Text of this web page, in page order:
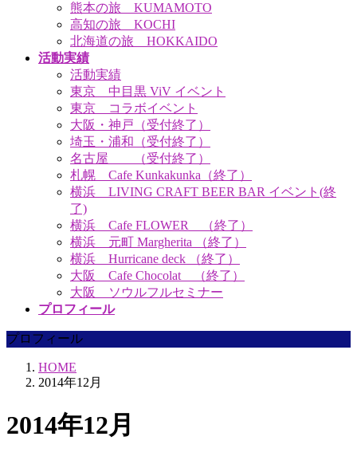
熊本の旅 KUMAMOTO
高知の旅 KOCHI
北海道の旅 HOKKAIDO
活動実績
活動実績
東京 中目黒 ViV イベント
東京 コラボイベント
大阪・神戸（受付終了）
埼玉・浦和（受付終了）
名古屋 （受付終了）
札幌 Cafe Kunkakunka（終了）
横浜 LIVING CRAFT BEER BAR イベント(終
了)
横浜 Cafe FLOWER （終了）
横浜 元町 Margherita （終了）
横浜 Hurricane deck （終了）
大阪 Cafe Chocolat （終了）
大阪 ソウルフルセミナー
プロフィール
プロフィール
HOME
2014年12月
2014年12月